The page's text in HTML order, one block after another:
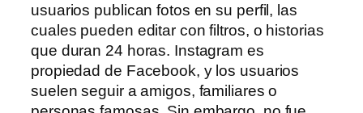
usuarios publican fotos en su perfil, las
cuales pueden editar con filtros, o historias
que duran 24 horas. Instagram es
propiedad de Facebook, y los usuarios
suelen seguir a amigos, familiares o